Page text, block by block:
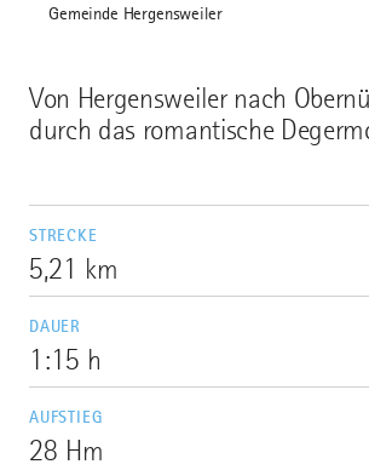
Von Hergensweiler nach
durch das romantische
STRECKE
5,21 km
DAUER
1:15 h
AUFSTIEG
28 Hm
Gemeinde Hergensweiler